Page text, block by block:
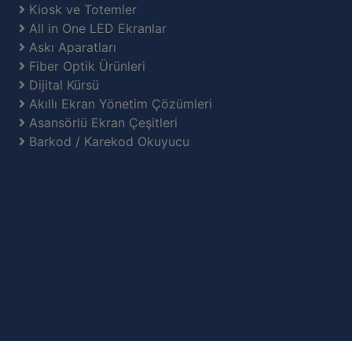
Kiosk ve Totemler
All in One LED Ekranlar
Askı Aparatları
Fiber Optik Ürünleri
Dijital Kürsü
Akıllı Ekran Yönetim Çözümleri
Asansörlü Ekran Çeşitleri
Barkod / Karekod Okuyucu